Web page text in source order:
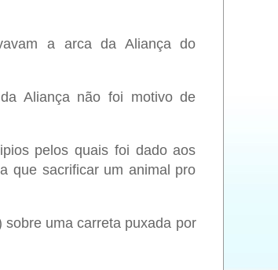
a arca da Aliança do
Aliança não foi motivo de
pelos quais foi dado aos
que sacrificar um animal pro
uma carreta puxada por